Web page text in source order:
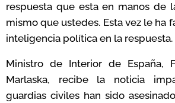
respuesta que esta en manos de
mismo que ustedes. Esta vez le ha
inteligencia política en la respuesta.
Ministro de Interior de España,
Marlaska, recibe la noticia
guardias civiles han sido